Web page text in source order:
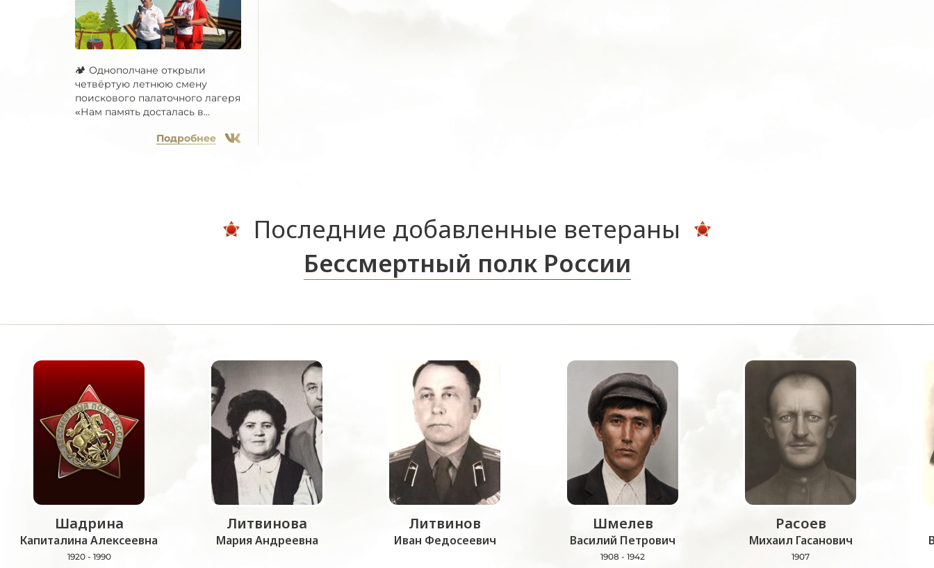
🏕 Однополчане открыли
четвёртую летнюю смену
поискового палаточного лагеря
«Нам память досталась в...
Подробнее
Последние добавленные ветераны
Бессмертный полк России
Шадрина
Капиталина Алексеевна
1920 - 1990
Литвинова
Мария Андреевна
Литвинов
Иван Федосеевич
Шмелев
Василий Петрович
1908 - 1942
Расоев
Михаил Гасанович
1907